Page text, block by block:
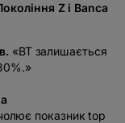
Z і Banca
«BT залишається
показник top